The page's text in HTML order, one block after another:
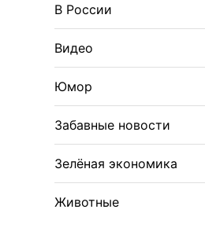
В России
Видео
Юмор
Забавные новости
Зелёная экономика
Животные